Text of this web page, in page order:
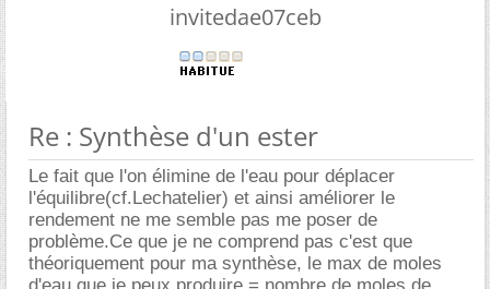
invitedae07ceb
Re : Synthèse d'un ester
Le fait que l'on élimine de l'eau pour déplacer
l'équilibre(cf.Lechatelier) et ainsi améliorer le
rendement ne me semble pas me poser de
problème.Ce que je ne comprend pas c'est que
théoriquement pour ma synthèse, le max de moles